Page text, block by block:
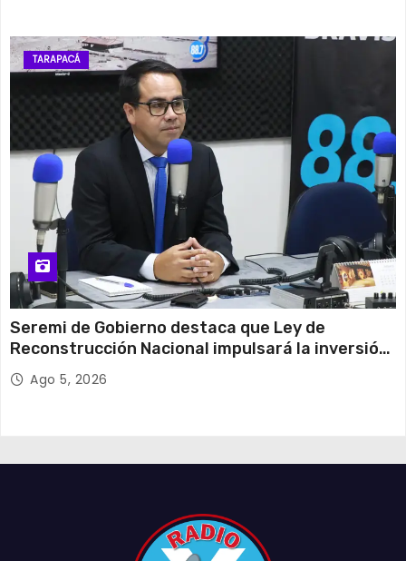
TARAPACÁ
Seremi de Gobierno destaca que Ley de
Reconstrucción Nacional impulsará la inversión
y el empleo en Tarapacá
Ago 5, 2026